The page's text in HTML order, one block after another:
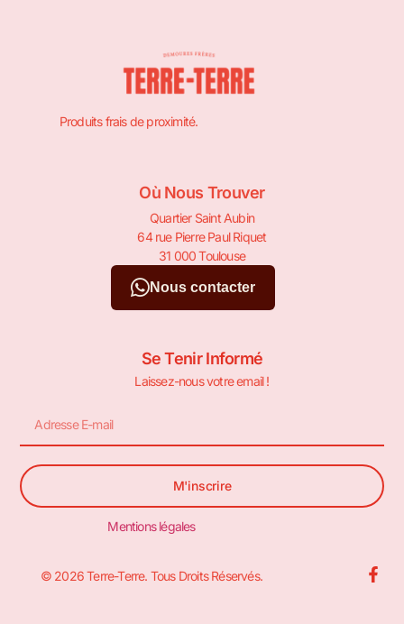
Produits frais de proximité.
Où Nous Trouver
Quartier Saint Aubin
64 rue Pierre Paul Riquet
31 000 Toulouse
Nous contacter
Se Tenir Informé
Laissez-nous votre email !
M'inscrire
Mentions légales
© 2026 Terre-Terre. Tous Droits Réservés.